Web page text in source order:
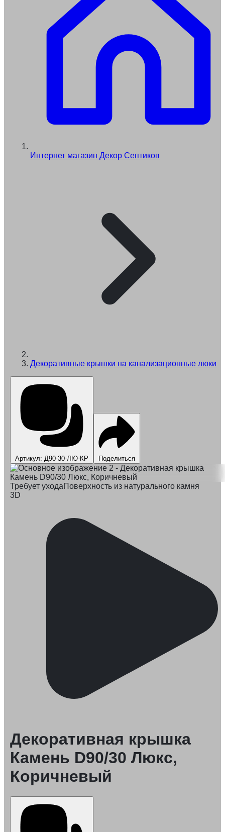
Интернет магазин Декор Септиков
Декоративные крышки на канализационные люки
Артикул: Д90-30-ЛЮ-КР Поделиться
Требует уходаПоверхность из натурального камня
3D
Декоративная крышка
Камень D90/30 Люкс,
Коричневый